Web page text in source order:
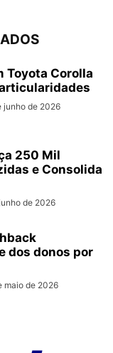
Toyota Corolla
junho de 2026
250 Mil
e Consolida
de 2026
dos donos por
maio de 2026